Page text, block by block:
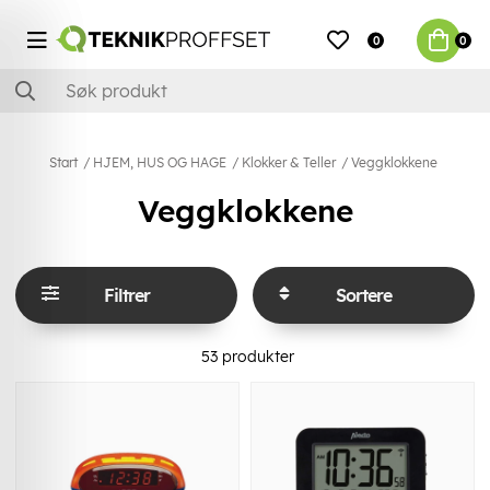
0 0
Start HJEM, HUS OG HAGE Klokker & Teller Veggklokkene
Veggklokkene
Filtrer Sortere
53produkter